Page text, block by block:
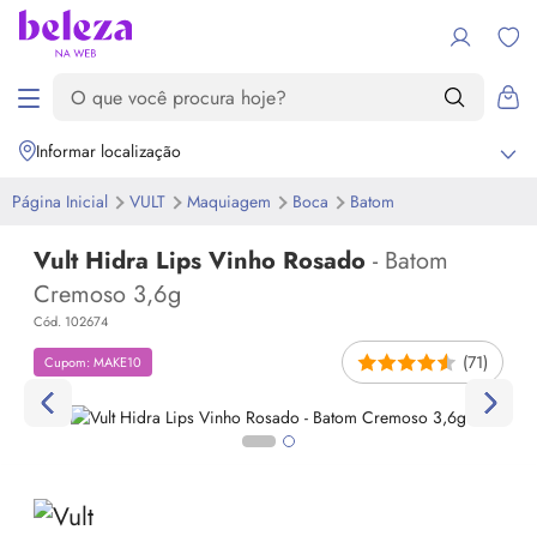
Informar localização
Página Inicial VULT Maquiagem Boca Batom
Vult Hidra Lips Vinho Rosado - Batom
Cremoso 3,6g
Cód. 102674
Cupom: MAKE10 (71)